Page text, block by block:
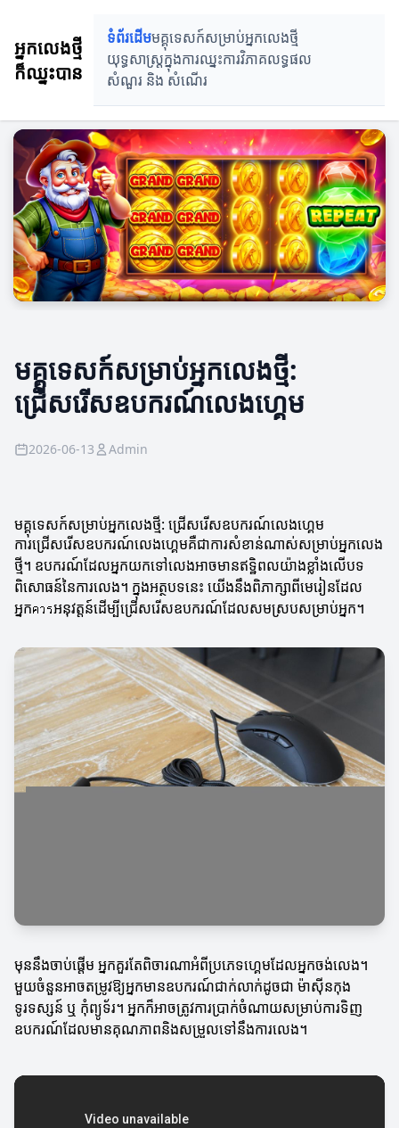
អ្នកលេងថ្មី
ក៏ឈ្នះបាន
ទំព័រដើមមគ្គុទេសក៍សម្រាប់អ្នកលេងថ្មី
យុទ្ធសាស្ត្រក្នុងការឈ្នះការវិភាគលទ្ធផល
សំណួរ និង សំណេីរ
មគ្គុទេសក៍សម្រាប់អ្នកលេងថ្មី:
ជ្រើសរើសឧបករណ៍លេងហ្គេម
2026-06-13 Admin
មគ្គុទេសក៍សម្រាប់អ្នកលេងថ្មី: ជ្រើសរើសឧបករណ៍លេងហ្គេម
ការជ្រើសរើសឧបករណ៍លេងហ្គេមគឺជាការសំខាន់ណាស់សម្រាប់អ្នកលេង
ថ្មី។ ឧបករណ៍ដែលអ្នកយកទៅលេងអាចមានឥទ្ឋិពលយ៉ាងខ្លាំងលើបទ
ពិសោធន៍នៃការលេង។ ក្នុងអត្ថបទនេះ យើងនឹងពិភាក្សាពីមេរៀនដែល
អ្នកควรអនុវត្តន៍ដើម្បីជ្រើសរើសឧបករណ៍ដែលសមស្របសម្រាប់អ្នក។
មុននឹងចាប់ផ្តើម អ្នកគួរតែពិចារណាអំពីប្រភេទហ្គេមដែលអ្នកចង់លេង។
មួយចំនួនអាចតម្រូវឱ្យអ្នកមានឧបករណ៍ជាក់លាក់ដូចជា ម៉ាស៊ីនកុង
ទូរទស្សន៍ ឬ កុំព្យូទ័រ។ អ្នកក៏អាចត្រូវការប្រាក់ចំណាយសម្រាប់ការទិញ
ឧបករណ៍ដែលមានគុណភាពនិងសម្រួលទៅនឹងការលេង។